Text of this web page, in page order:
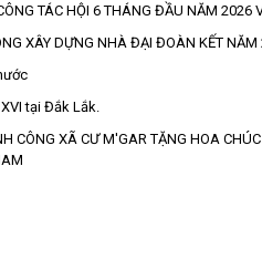
TÁC HỘI 6 THÁNG ĐẦU NĂM 2026
XÂY DỰNG NHÀ ĐẠI ĐOÀN KẾT NĂM
tại Đắk Lắk.
CÔNG XÃ CƯ M'GAR TẶNG HOA